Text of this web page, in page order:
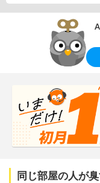
同じ部屋の人が